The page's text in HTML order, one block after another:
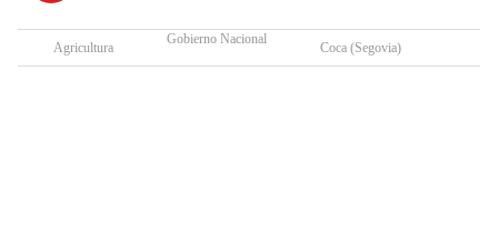
Agricultura
Gobierno Nacional
Coca (Segovia)